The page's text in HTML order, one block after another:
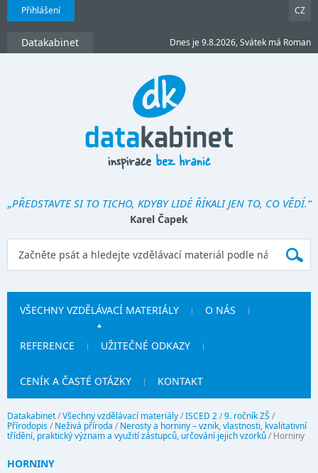
Přihlášení CZ
Datakabinet Dnes je 9.8.2026, Svátek má Roman
„PŘEDSTAVTE SI TO TICHO, KDYBY LIDÉ ŘÍKALI JEN TO, CO VĚDÍ.“
Karel Čapek
VŠECHNY VZDĚLÁVACÍ MATERIÁLY O NÁS
REFERENCE UŽITEČNÉ ODKAZY
CENÍK A ČASTÉ OTÁZKY KONTAKT
Datakabinet/Všechny vzdělávací materiály/ISCED 2/9. ročník ZŠ /
Přírodopis/ Neživá příroda / Nerosty a horniny – vznik, vlastnosti, kvalitativní
třídění, praktický význam a využití zástupců, určování jejich vzorků/ Horniny
HORNINY